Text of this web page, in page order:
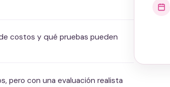
costos y qué pruebas pueden
pero con una evaluación realista